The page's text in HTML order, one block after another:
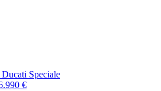
Ducati Speciale
€